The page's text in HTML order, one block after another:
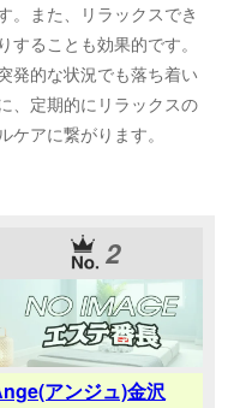
。また、リラックスでき
ることも効果的です。
発的な状況でも落ち着い
、定期的にリラックスの
アに繋がります。
2
アンジュ)金沢